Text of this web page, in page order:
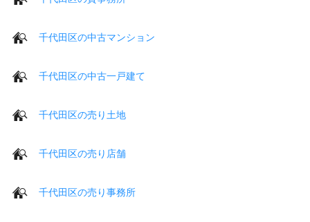
千代田区の中古マンション
千代田区の中古一戸建て
千代田区の売り土地
千代田区の売り店舗
千代田区の売り事務所